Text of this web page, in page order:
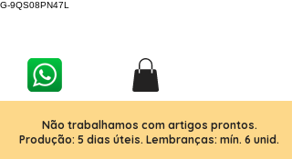
G-9QS08PN47L
Não trabalhamos com artigos prontos.
Produção: 5 dias úteis. Lembranças: mín. 6 unid.